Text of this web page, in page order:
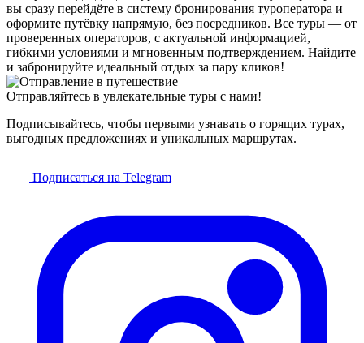
вы сразу перейдёте в систему бронирования туроператора и
оформите путёвку напрямую, без посредников. Все туры — от
проверенных операторов, с актуальной информацией,
гибкими условиями и мгновенным подтверждением. Найдите
и забронируйте идеальный отдых за пару кликов!
Отправляйтесь в увлекательные туры с нами!
Подписывайтесь, чтобы первыми узнавать о горящих турах,
выгодных предложениях и уникальных маршрутах.
Подписаться на Telegram